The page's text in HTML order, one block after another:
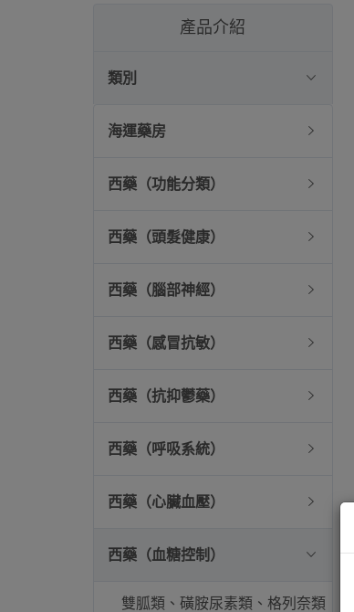
產品介紹
類別
海運藥房
西藥（功能分類）
西藥（頭髮健康）
西藥（腦部神經）
西藥（感冒抗敏）
西藥（抗抑鬱藥）
西藥（呼吸系統）
西藥（心臟血壓）
西藥（血糖控制）
雙胍類、磺胺尿素類、格列奈類